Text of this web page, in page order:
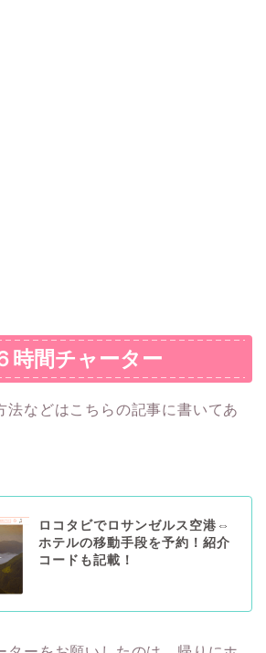
時間チャーター
法などはこちらの記事に書いてあ
ロコタビでロサンゼルス空港⇔
ホテルの移動手段を予約！紹介
コードも記載！